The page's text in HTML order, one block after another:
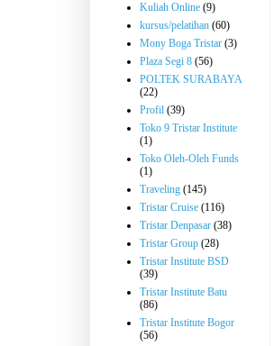
Kuliah Online (9)
kursus/pelatihan (60)
Mony Boga Tristar (3)
Plaza Segi 8 (56)
POLTEK SURABAYA
(22)
Profil (39)
Toko 9 Tristar Institute
(1)
Toko Oleh-Oleh Funds
(1)
Traveling (145)
Tristar Cruise (116)
Tristar Denpasar (38)
Tristar Group (28)
Tristar Institute BSD
(39)
Tristar Institute Batu
(86)
Tristar Institute Bogor
(56)